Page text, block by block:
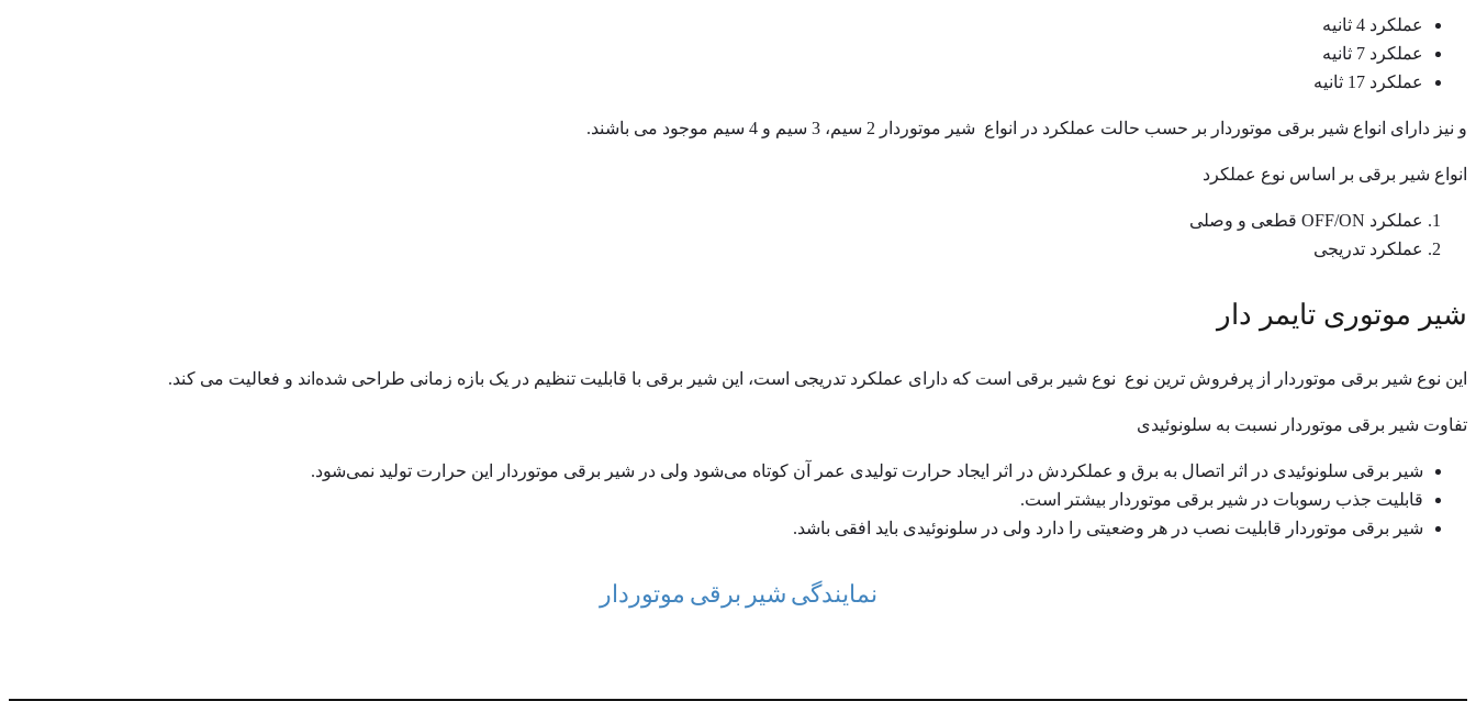
عملکرد 4 ثانیه
عملکرد 7 ثانیه
عملکرد 17 ثانیه
و نیز دارای انواع شیر برقی موتوردار بر حسب حالت عملکرد در انواع شیر موتوردار 2 سیم، 3 سیم و 4 سیم موجود می باشند.
انواع شیر برقی بر اساس نوع عملکرد
عملکرد OFF/ON قطعی و وصلی
عملکرد تدریجی
شیر موتوری تایمر دار
این نوع شیر برقی موتوردار از پرفروش ترین نوع نوع شیر برقی است که دارای عملکرد تدریجی است، این شیر برقی با قابلیت تنظیم در یک بازه زمانی طراحی شده‌اند و فعالیت می کند.
تفاوت شیر برقی موتوردار نسبت به سلونوئیدی
شیر برقی سلونوئیدی در اثر اتصال به برق و عملکردش در اثر ایجاد حرارت تولیدی عمر آن کوتاه می‌شود ولی در شیر برقی موتوردار این حرارت تولید نمی‌شود.
قابلیت جذب رسوبات در شیر برقی موتوردار بیشتر است.
شیر برقی موتوردار قابلیت نصب در هر وضعیتی را دارد ولی در سلونوئیدی باید افقی باشد.
نمایندگی شیر برقی موتوردار